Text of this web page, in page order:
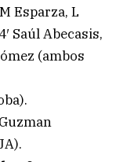
Esparza, L
Saúl Abecasis,
(ambos